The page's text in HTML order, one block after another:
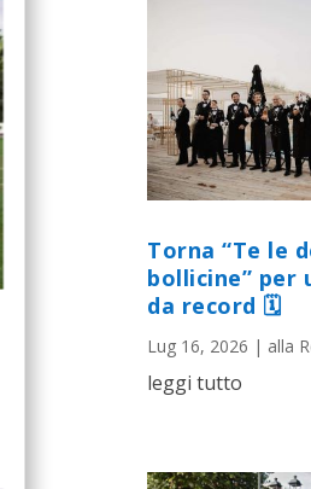
Torna “Te le
bollicine” per
da record 🗓
Lug 16, 2026 | alla
leggi tutto